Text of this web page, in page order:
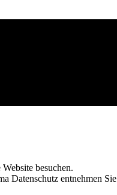
besuchen.
Datenschutz entnehmen Sie